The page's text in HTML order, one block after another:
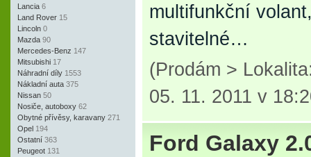
Lancia 6
Land Rover 15
Lincoln 0
Mazda 90
Mercedes-Benz 147
Mitsubishi 17
Náhradní díly 1553
Nákladní auta 375
Nissan 50
Nosiče, autoboxy 62
Obytné přívěsy, karavany 271
Opel 194
Ostatní 363
Peugeot 131
multifunkční
stavitelné…
(Prodám >
05. 11. 2011 v
Ford Galaxy